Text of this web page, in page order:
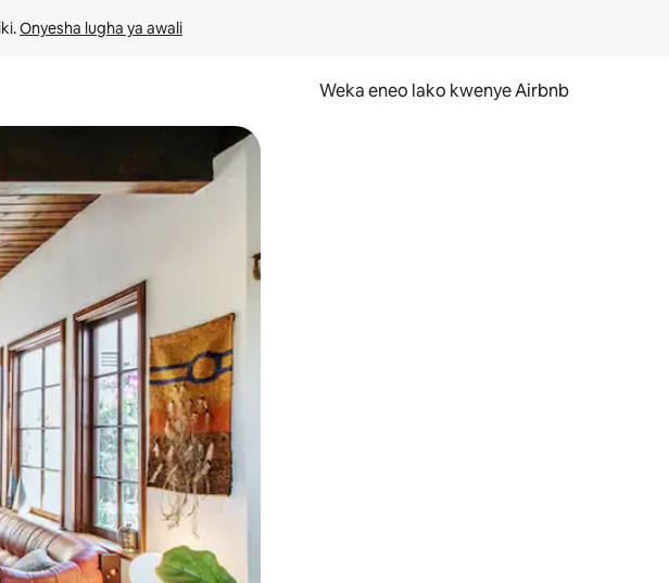
Onyesha lugha ya awali
Weka eneo lako kwenye Airbnb
kwa kugusa au kutelezesha kidole kwenye ishara.